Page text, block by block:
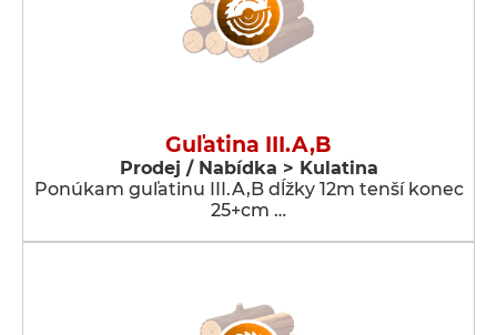
Guľatina III.A,B
Prodej / Nabídka > Kulatina
Ponúkam guľatinu III.A,B dĺžky 12m tenší konec
25+cm …